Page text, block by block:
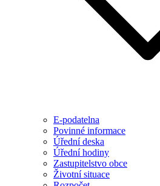
E-podatelna
Povinné informace
Úřední deska
Úřední hodiny
Zastupitelstvo obce
Životní situace